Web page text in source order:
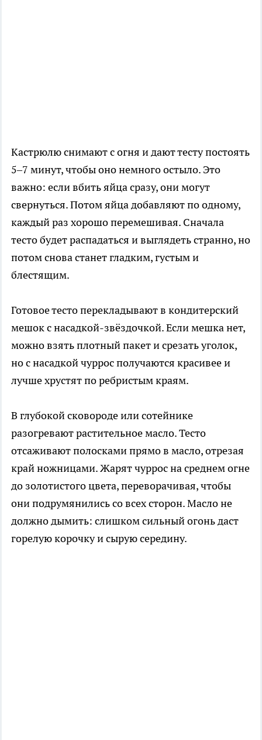
Кастрюлю снимают с огня и дают тесту постоять
5–7 минут, чтобы оно немного остыло. Это
важно: если вбить яйца сразу, они могут
свернуться. Потом яйца добавляют по одному,
каждый раз хорошо перемешивая. Сначала
тесто будет распадаться и выглядеть странно, но
потом снова станет гладким, густым и
блестящим.
Готовое тесто перекладывают в кондитерский
мешок с насадкой-звёздочкой. Если мешка нет,
можно взять плотный пакет и срезать уголок,
но с насадкой чуррос получаются красивее и
лучше хрустят по ребристым краям.
В глубокой сковороде или сотейнике
разогревают растительное масло. Тесто
отсаживают полосками прямо в масло, отрезая
край ножницами. Жарят чуррос на среднем огне
до золотистого цвета, переворачивая, чтобы
они подрумянились со всех сторон. Масло не
должно дымить: слишком сильный огонь даст
горелую корочку и сырую середину.